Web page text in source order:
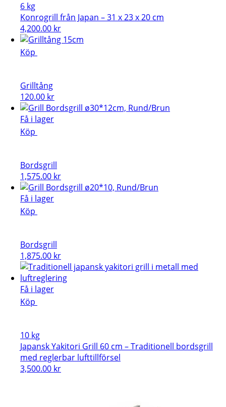
6 kg
Konrogrill från Japan – 31 x 23 x 20 cm
4,200.00 kr
Köp
Grilltång
120.00 kr
Få i lager
Köp
Bordsgrill
1,575.00 kr
Få i lager
Köp
Bordsgrill
1,875.00 kr
Få i lager
Köp
10 kg
Japansk Yakitori Grill 60 cm – Traditionell bordsgrill
med reglerbar lufttillförsel
3,500.00 kr